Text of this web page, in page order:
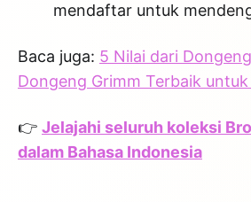
mendaftar untuk
Baca juga: 5 Nilai dari
Dongeng Grimm Terbaik
👉 Jelajahi seluruh koleksi
dalam Bahasa Indonesia